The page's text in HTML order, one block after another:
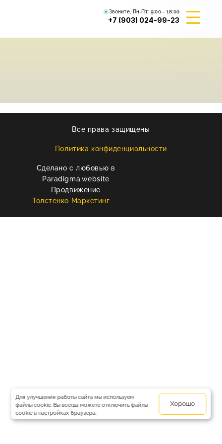
Звоните, Пн-Пт: 9:00 - 18:00
+7 (903) 024-99-23
РЕКВИЗИТЫ
КОНТАКТЫ
Все права защищены
Политика конфиденциальности
Сделано с любовью в
Paradigma.website
Продвижение
Толстенко Маркетинг
Для улучшения работы сайта мы используем
файлы cookie. Вы всегда можете отключить файлы
cookie в настройках браузера.
Хорошо